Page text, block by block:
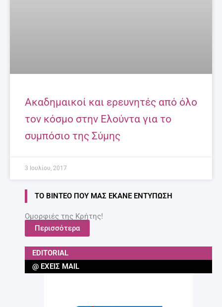
Ακαδημαικοί και ερευνητές από όλο
τον κόσμο στην Ελούντα για το
συμπόσιο της Σύμης
3 Ιουλίου, 2017
ΤΟ ΒΊΝΤΕΟ ΠΟΥ ΜΑΣ ΈΚΑΝΕ ΕΝΤΎΠΩΣΗ
Ομορφιές της Κρήτης!
Περισσότερα
EDITORIAL
@ ΈΧΕΙΣ MAIL